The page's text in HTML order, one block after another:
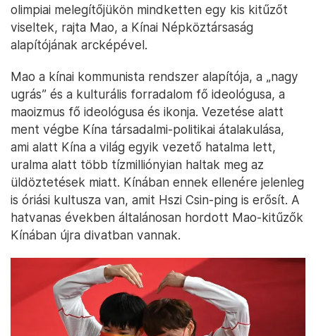
olimpiai melegítőjükön mindketten egy kis kitűzőt
viseltek, rajta Mao, a Kínai Népköztársaság
alapítójának arcképével.
Mao a kínai kommunista rendszer alapítója, a „nagy
ugrás” és a kulturális forradalom fő ideológusa, a
maoizmus fő ideológusa és ikonja. Vezetése alatt
ment végbe Kína társadalmi-politikai átalakulása,
ami alatt Kína a világ egyik vezető hatalma lett,
uralma alatt több tízmilliónyian haltak meg az
üldöztetések miatt. Kínában ennek ellenére jelenleg
is óriási kultusza van, amit Hszi Csin-ping is erősít. A
hatvanas években általánosan hordott Mao-kitűzők
Kínában újra divatban vannak.